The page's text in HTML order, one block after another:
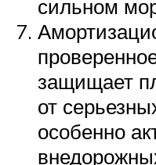
сильном
защищает
от
особенно